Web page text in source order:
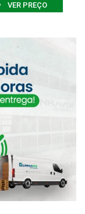
VER PREÇO